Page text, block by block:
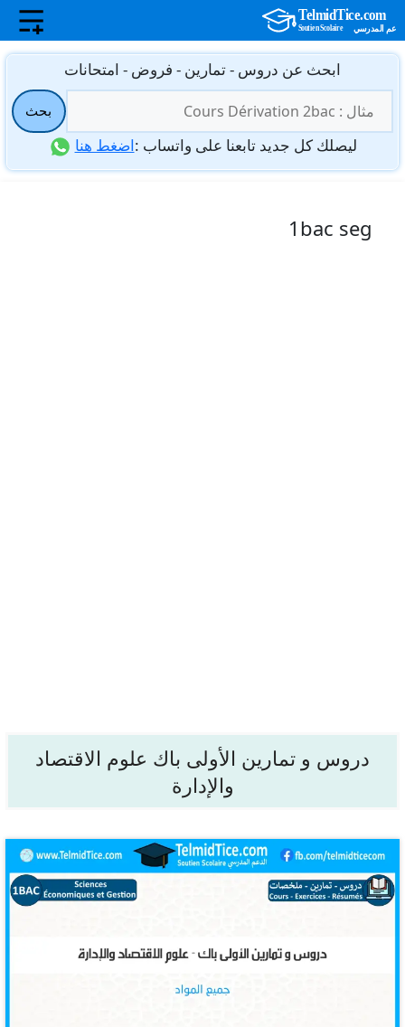
انتقل
المحتوى
ابحث عن دروس - تمارين - فروض - امتحانات
عن:
بحث
ليصلك كل جديد تابعنا على واتساب :اضغط هنا
1bac seg
دروس و تمارين الأولى باك علوم الاقتصاد
والإدارة